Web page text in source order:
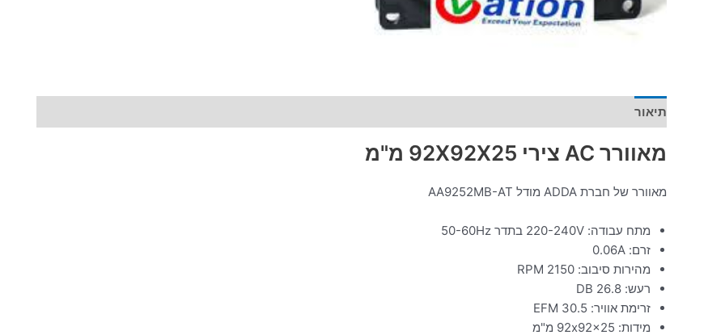
תיאור
מאוורר AC צירי 92X92X25 מ"מ
מאוורר של חברת ADDA מודל AA9252MB-AT
מתח עבודה: 220-240V בתדר 50-60Hz
זרם: 0.06A
מהירות סיבוב: 2150 RPM
רעש: 26.8 DB
זרימת אוויר: 30.5 EFM
מידות: 92x92x25 מ"מ